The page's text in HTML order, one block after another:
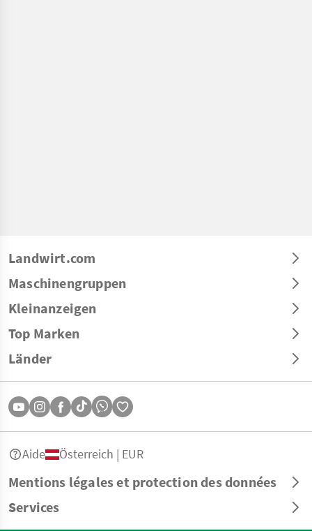
Landwirt.com
Maschinengruppen
Kleinanzeigen
Top Marken
Länder
Mentions légales et protection des données
Services
Aide Österreich | EUR